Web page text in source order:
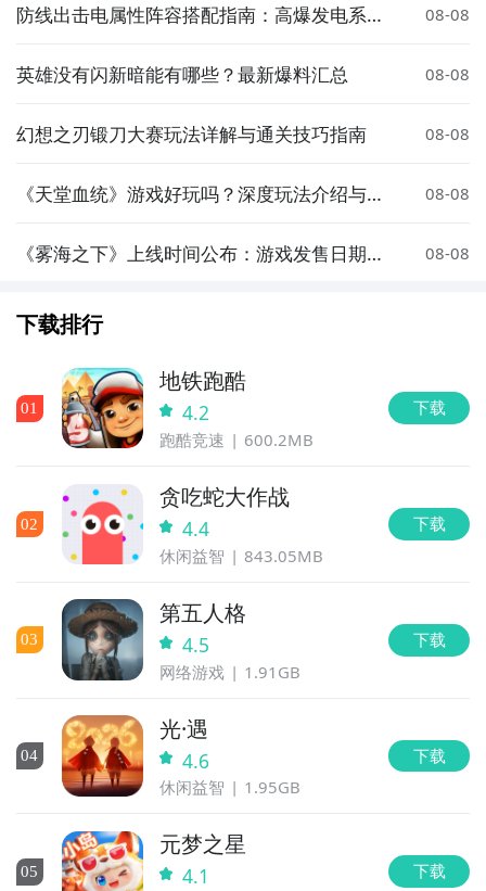
防线出击电属性阵容搭配指南：高爆发电系队
08-08
英雄没有闪新暗能有哪些？最新爆料汇总 08-08
幻想之刃锻刀大赛玩法详解与通关技巧指南 08-08
《天堂血统》游戏好玩吗？深度玩法介绍与体
08-08
《雾海之下》上线时间公布：游戏发售日期一
08-08
下载排行
01
地铁跑酷
4.2
跑酷竞速 600.2MB
下载
02
贪吃蛇大作战
4.4
休闲益智 843.05MB
下载
03
第五人格
4.5
网络游戏 1.91GB
下载
04
光·遇
4.6
休闲益智 1.95GB
下载
05
元梦之星
4.1 下载